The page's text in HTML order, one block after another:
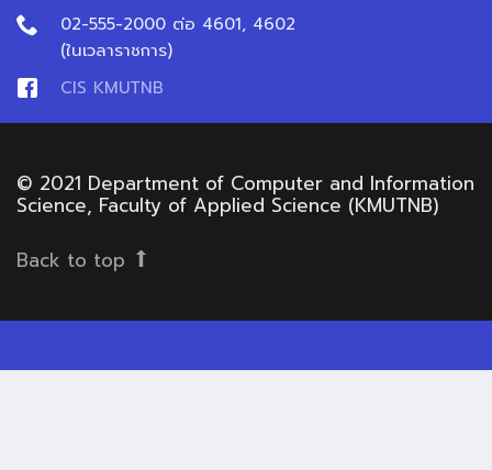
02-555-2000 ต่อ 4601, 4602
(ในเวลาราชการ)
CIS KMUTNB
© 2021 Department of Computer and Information
Science, Faculty of Applied Science (KMUTNB)
Back to top